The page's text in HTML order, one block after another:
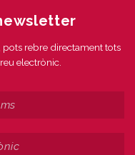
pots rebre directament tots
electrònic.